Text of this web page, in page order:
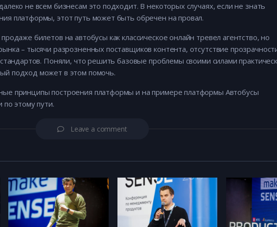
не всем бизнесам это подходит. В некоторых случаях, если не знать
платформы, этот путь может быть обречен на провал.
билетов на автобусы как классическое онлайн тревел агентство, но
– тысячи разрозненных поставщиков контента, отсутствие
стандартов. Поняли, что решить базовые проблемы своими силами
подход может в этом помочь.
принципы построения платформы и на примере платформы Автобусы
по этому пути.
Leave a comment